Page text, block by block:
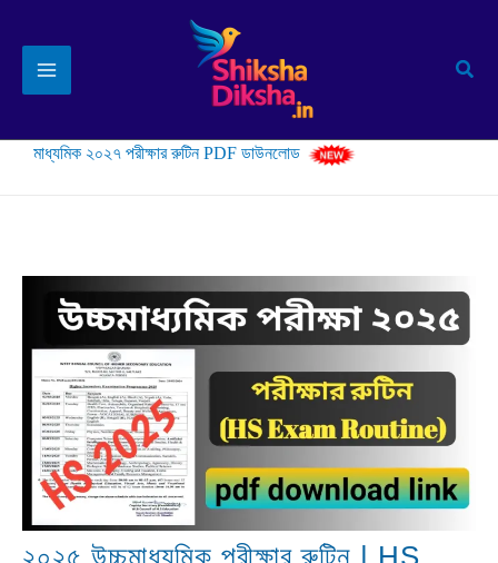
content
মাধ্যমিক ২০২৭ পরীক্ষার রুটিন PDF ডাউনলোড